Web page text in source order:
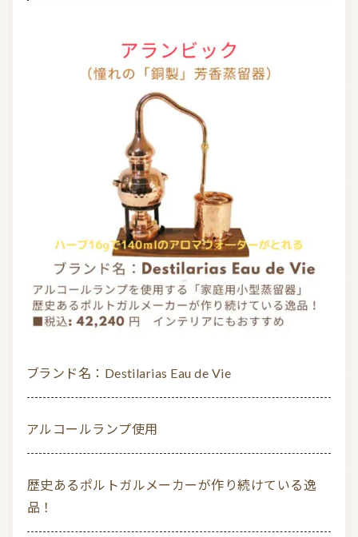
ブランド名：Destilarias Eau de Vie
アルコールランプ使用
歴史あるポルトガルメーカーが作り続けている逸
品！